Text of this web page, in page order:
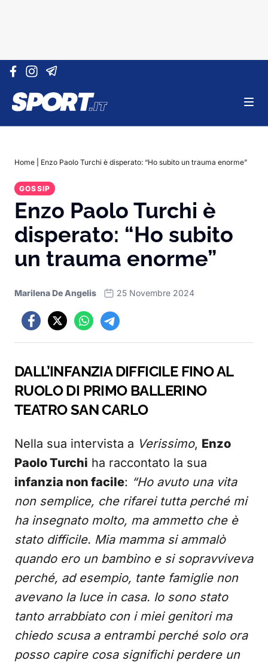
Vai al contenuto
Home Enzo Paolo Turchi è disperato: “Ho subito un trauma enorme”
GOSSIP
Enzo Paolo Turchi è
disperato: “Ho subito
un trauma enorme”
Marilena De Angelis 25 Novembre 2024
DALL’INFANZIA DIFFICILE FINO AL
RUOLO DI PRIMO BALLERINO
TEATRO SAN CARLO
Nella sua intervista a Verissimo, Enzo
Paolo Turchi ha raccontato la sua
infanzia non facile: “Ho avuto una vita
non semplice, che rifarei tutta perché mi
ha insegnato molto, ma ammetto che è
stato difficile. Mia mamma si ammalò
quando ero un bambino e si sopravviveva
perché, ad esempio, tante famiglie non
avevano la luce in casa. Io sono stato
tanto arrabbiato con i miei genitori ma
chiedo scusa a entrambi perché solo ora
posso capire cosa significhi perdere un